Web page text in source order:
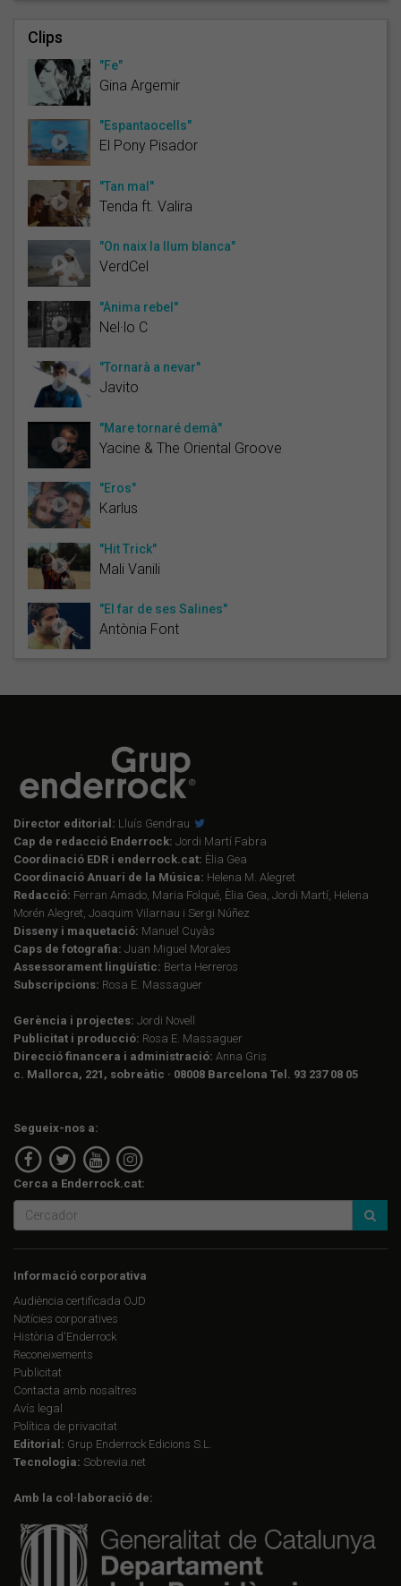
Clips
"Fe"
Gina Argemir
"Espantaocells"
El Pony Pisador
"Tan mal"
Tenda ft. Valira
"On naix la llum blanca"
VerdCel
"Ànima rebel"
Nel·lo C
"Tornarà a nevar"
Javito
"Mare tornaré demà"
Yacine & The Oriental Groove
"Eros"
Karlus
"Hit Trick"
Mali Vanili
"El far de ses Salines"
Antònia Font
Director editorial: Lluís Gendrau
Cap de redacció Enderrock: Jordi Martí Fabra
Coordinació EDR i enderrock.cat: Èlia Gea
Coordinació Anuari de la Música: Helena M. Alegret
Redacció: Ferran Amado, Maria Folqué, Èlia Gea, Jordi Martí, Helena
Morén Alegret, Joaquim Vilarnau i Sergi Núñez
Disseny i maquetació: Manuel Cuyàs
Caps de fotografia: Juan Miguel Morales
Assessorament lingüístic: Berta Herreros
Subscripcions: Rosa E. Massaguer
Gerència i projectes: Jordi Novell
Publicitat i producció: Rosa E. Massaguer
Direcció financera i administració: Anna Gris
c. Mallorca, 221, sobreàtic · 08008 Barcelona Tel. 93 237 08 05
Segueix-nos a:
Cerca a Enderrock.cat:
Informació corporativa
Audiència certificada OJD
Notícies corporatives
Història d'Enderrock
Reconeixements
Publicitat
Contacta amb nosaltres
Avís legal
Política de privacitat
Editorial: Grup Enderrock Edicions S.L.
Tecnologia: Sobrevia.net
Amb la col·laboració de: